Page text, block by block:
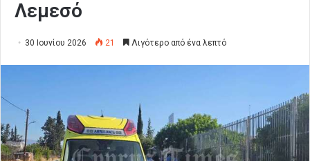
Λεμεσό
30 Ιουνίου 2026 21 Λιγότερο από ένα λεπτό